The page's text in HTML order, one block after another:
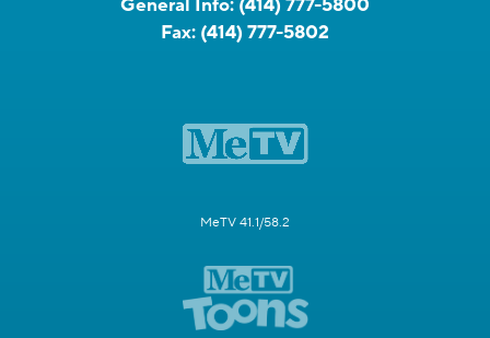
General Info: (414) 777-5800
Fax: (414) 777-5802
MeTV 41.1/58.2